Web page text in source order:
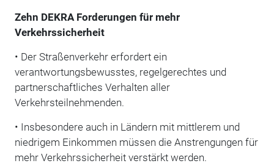
Zehn DEKRA Forderungen für mehr
Verkehrssicherheit
• Der Straßenverkehr erfordert ein
verantwortungsbewusstes, regelgerechtes und
partnerschaftliches Verhalten aller
Verkehrsteilnehmenden.
• Insbesondere auch in Ländern mit mittlerem und
niedrigem Einkommen müssen die Anstrengungen für
mehr Verkehrssicherheit verstärkt werden.